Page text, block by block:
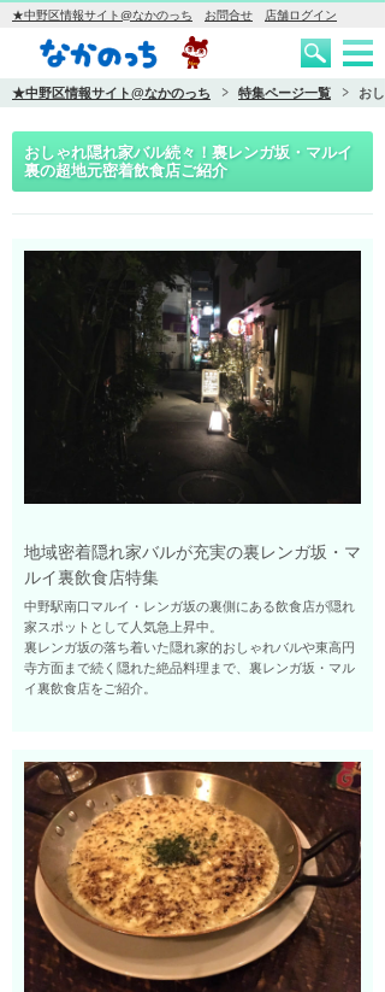
★中野区情報サイト@なかのっち お問合せ 店舗ログイン
★中野区情報サイト@なかのっち 特集ページ一覧 お
おしゃれ隠れ家バル続々！裏レンガ坂・マルイ
裏の超地元密着飲食店ご紹介
地域密着隠れ家バルが充実の裏レンガ坂・マ
ルイ裏飲食店特集
中野駅南口マルイ・レンガ坂の裏側にある飲食店が隠れ
家スポットとして人気急上昇中。
裏レンガ坂の落ち着いた隠れ家的おしゃれバルや東高円
寺方面まで続く隠れた絶品料理まで、裏レンガ坂・マル
イ裏飲食店をご紹介。